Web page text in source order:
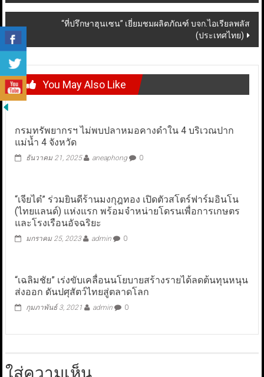
navigation
“ที่ปรึกษาฮุนเซน” เยี่ยมชมผลิตภัณฑ์ บจก.ไอเรียลพลัส
(ประเทศไทย)
You May Also Like
กรมทรัพยากรฯ ไม่พบปลาหมอคางดำใน 4 บริเวณปาก
แม่น้ำ 4 จังหวัด
ธันวาคม 21, 2025 aneaphong 0
“เจียไต๋” ร่วมยินดีร้านมงกุฎทอง เปิดตัวสโตร์ฟาร์มอินโน
(ไทยแลนด์) แห่งแรก พร้อมจำหน่ายโดรนเพื่อการเกษตร
และโรงเรือนอัจฉริยะ
มกราคม 25, 2023 admin 0
“เฉลิมชัย” เร่งขับเคลื่อนนโยบายสร้างรายได้ลดต้นทุนหนุน
ส่งออก ดันปศุสัตว์ไทยสู่ตลาดโลก
กุมภาพันธ์ 3, 2021 admin 0